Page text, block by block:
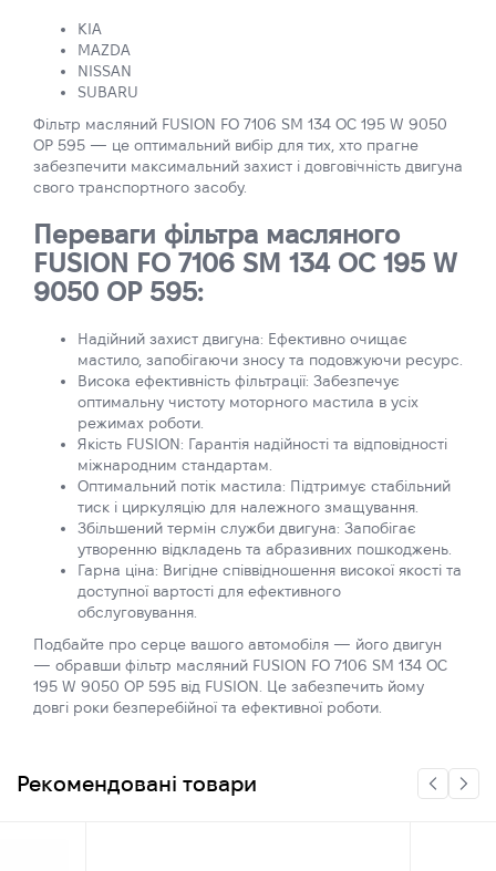
KIA
MAZDA
NISSAN
SUBARU
Фільтр масляний FUSION FO 7106 SM 134 OC 195 W 9050
OP 595 — це оптимальний вибір для тих, хто прагне
забезпечити максимальний захист і довговічність двигуна
свого транспортного засобу.
Переваги фільтра масляного
FUSION FO 7106 SM 134 OC 195 W
9050 OP 595:
Надійний захист двигуна: Ефективно очищає
мастило, запобігаючи зносу та подовжуючи ресурс.
Висока ефективність фільтрації: Забезпечує
оптимальну чистоту моторного мастила в усіх
режимах роботи.
Якість FUSION: Гарантія надійності та відповідності
міжнародним стандартам.
Оптимальний потік мастила: Підтримує стабільний
тиск і циркуляцію для належного змащування.
Збільшений термін служби двигуна: Запобігає
утворенню відкладень та абразивних пошкоджень.
Гарна ціна: Вигідне співвідношення високої якості та
доступної вартості для ефективного
обслуговування.
Подбайте про серце вашого автомобіля — його двигун
— обравши фільтр масляний FUSION FO 7106 SM 134 OC
195 W 9050 OP 595 від FUSION. Це забезпечить йому
довгі роки безперебійної та ефективної роботи.
Рекомендовані товари